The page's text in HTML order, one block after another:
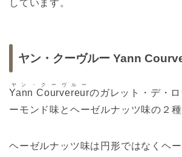
しています。
ヤン・クーヴルー Yann
Yann Courvereur
ヤン・クーヴルー
のガレット・デ・
ーモンド味とヘーゼルナッツ味の２種
ヘーゼルナッツ味は円形ではなくヘ